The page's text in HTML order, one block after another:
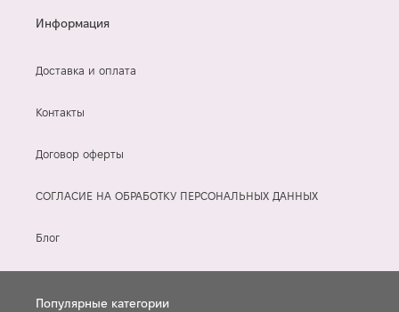
Информация
Доставка и оплата
Контакты
Договор оферты
СОГЛАСИЕ НА ОБРАБОТКУ ПЕРСОНАЛЬНЫХ ДАННЫХ
Блог
Популярные категории